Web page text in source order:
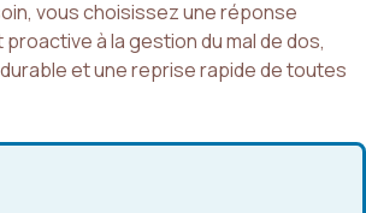
vous choisissez une réponse
à la gestion du mal de dos,
et une reprise rapide de toutes